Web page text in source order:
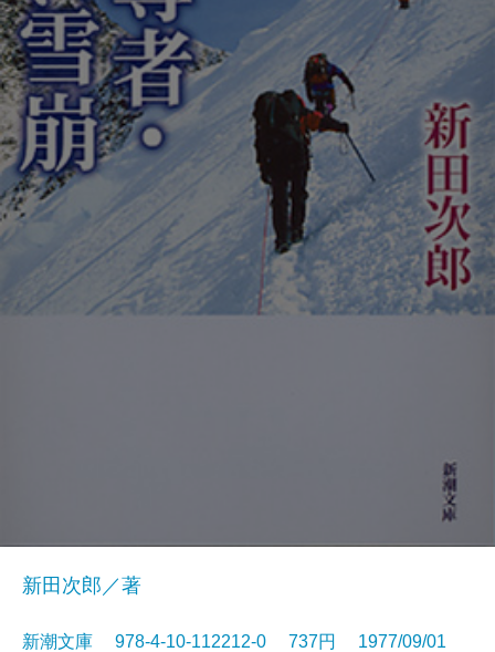
新田次郎／著
新潮文庫 978-4-10-112212-0 737円 1977/09/01